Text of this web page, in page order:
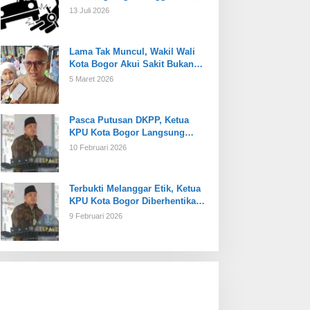
13 Juli 2026
Lama Tak Muncul, Wakil Wali
Kota Bogor Akui Sakit Bukan
Karena Masalah Internal
5 Maret 2026
Pasca Putusan DKPP, Ketua
KPU Kota Bogor Langsung
Dijabat Plt
10 Februari 2026
Terbukti Melanggar Etik, Ketua
KPU Kota Bogor Diberhentikan
Tetap
9 Februari 2026